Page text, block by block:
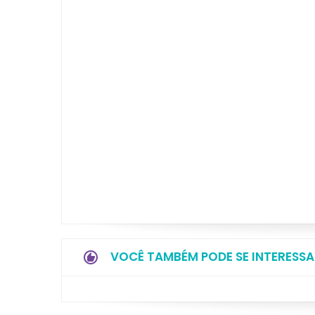
VOCÊ TAMBÉM PODE SE